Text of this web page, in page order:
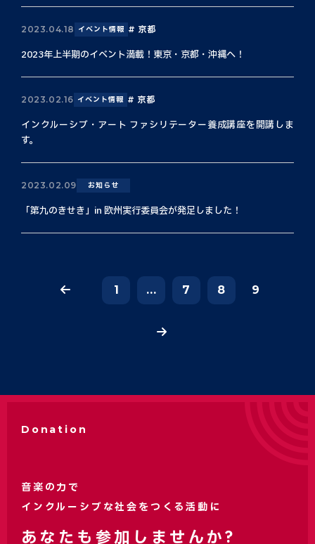
2023.04.18 イベント情報 京都
2023年上半期のイベント満載！東京・京都・沖縄へ！
2023.02.16 イベント情報 京都
インクルーシブ・アート ファシリテーター養成講座を開講しま
す。
2023.02.09 お知らせ
「第九のきせき」in 欧州実行委員会が発足しました！
1 ... 7 8 9
Donation
音楽の力で
インクルーシブな社会をつくる活動に
あなたも参加しませんか?